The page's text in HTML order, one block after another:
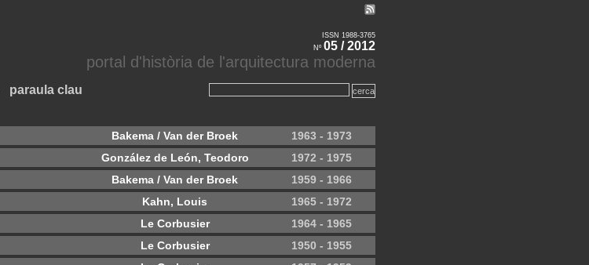
ISSN 1988-3765
Nº 05 / 2012
portal d'història de l'arquitectura moderna
paraula clau
Bakema / Van der Broek
1963 - 1973
González de León, Teodoro
1972 - 1975
Bakema / Van der Broek
1959 - 1966
Kahn, Louis
1965 - 1972
Le Corbusier
1964 - 1965
Le Corbusier
1950 - 1955